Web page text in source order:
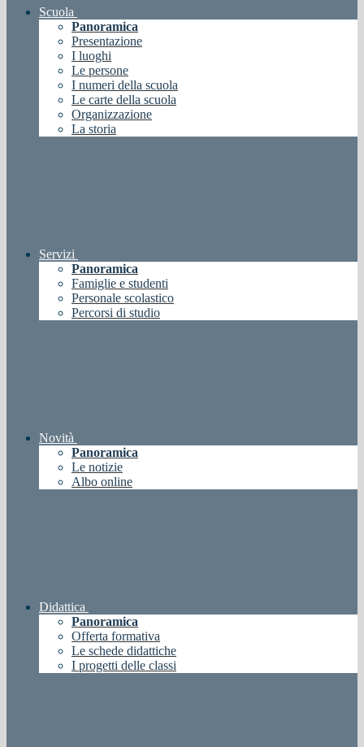
Scuola
Panoramica
Presentazione
I luoghi
Le persone
I numeri della scuola
Le carte della scuola
Organizzazione
La storia
Servizi
Panoramica
Famiglie e studenti
Personale scolastico
Percorsi di studio
Novità
Panoramica
Le notizie
Albo online
Didattica
Panoramica
Offerta formativa
Le schede didattiche
I progetti delle classi